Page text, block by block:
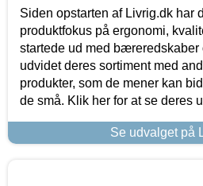
Siden opstarten af Livrig.dk har
produktfokus på ergonomi,
startede ud med bæreredskaber
udvidet deres sortiment med
produkter, som de mener kan
de små. Klik her for at se deres
Se udvalget på